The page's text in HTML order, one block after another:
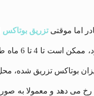
اما موقتیتزریق بوتاکس
کامل برطرف
بوتاکس تزریق شده،
رخ می ‌دهد و معمولا به